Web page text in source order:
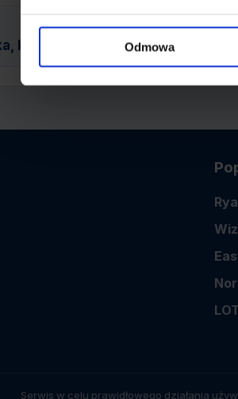
Odmowa
karta
Serwis w celu prawidłowego działania